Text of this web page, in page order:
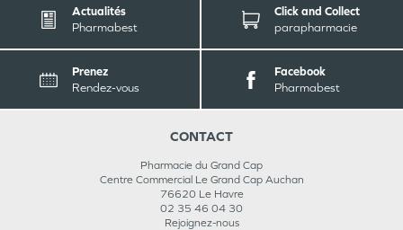
Actualités
Pharmabest
Click and Collect
parapharmacie
Prenez
Rendez-vous
Facebook
Pharmabest
CONTACT
Pharmacie du Grand Cap
Centre Commercial Le Grand Cap Auchan
76620 Le Havre
02 35 46 04 30
Rejoignez-nous